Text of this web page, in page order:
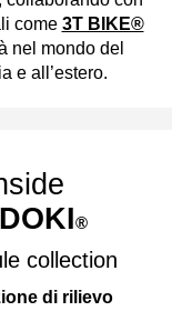
come 3T BIKE®
nel mondo del
e all’estero.
®
collection
di rilievo